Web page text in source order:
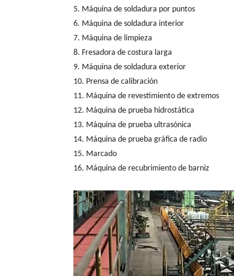
5. Máquina de soldadura por puntos
6. Máquina de soldadura interior
7. Máquina de limpieza
8. Fresadora de costura larga
9. Máquina de soldadura exterior
10. Prensa de calibración
11. Máquina de revestimiento de extremos
12. Máquina de prueba hidrostática
13. Máquina de prueba ultrasónica
14. Máquina de prueba gráfica de radio
15. Marcado
16. Máquina de recubrimiento de barniz